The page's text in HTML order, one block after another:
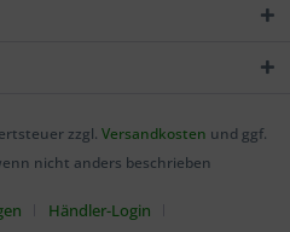
zzgl. Versandkosten und ggf.
nicht anders beschrieben
Händler-Login